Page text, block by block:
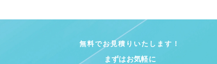
無料でお見積りいたします！
まずはお気軽に